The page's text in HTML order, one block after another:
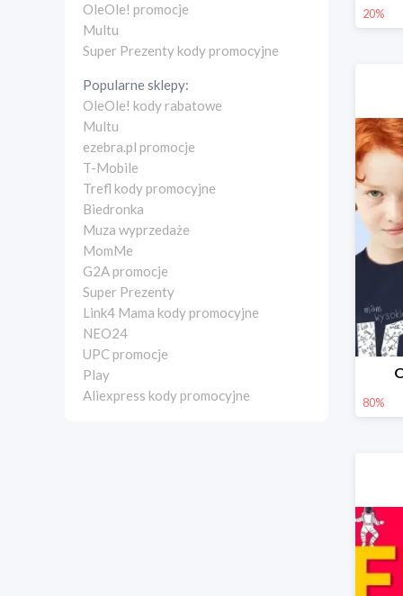
OleOle! promocje
Multu
Super Prezenty kody promocyjne
Popularne sklepy:
OleOle! kody rabatowe
Multu
ezebra.pl promocje
T-Mobile
Trefl kody promocyjne
Biedronka
Muza wyprzedaże
MomMe
G2A promocje
Super Prezenty
Link4 Mama kody promocyjne
NEO24
UPC promocje
Play
Aliexpress kody promocyjne
20%
80%